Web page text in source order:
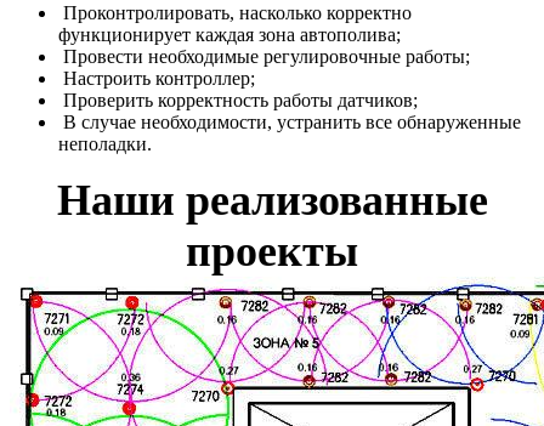
Проконтролировать, насколько корректно
функционирует каждая зона автополива;
Провести необходимые регулировочные работы;
Настроить контроллер;
Проверить корректность работы датчиков;
В случае необходимости, устранить все обнаруженные
неполадки.
Наши реализованные
проекты